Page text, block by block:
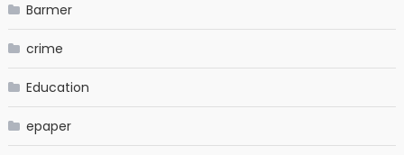
Barmer
crime
Education
epaper